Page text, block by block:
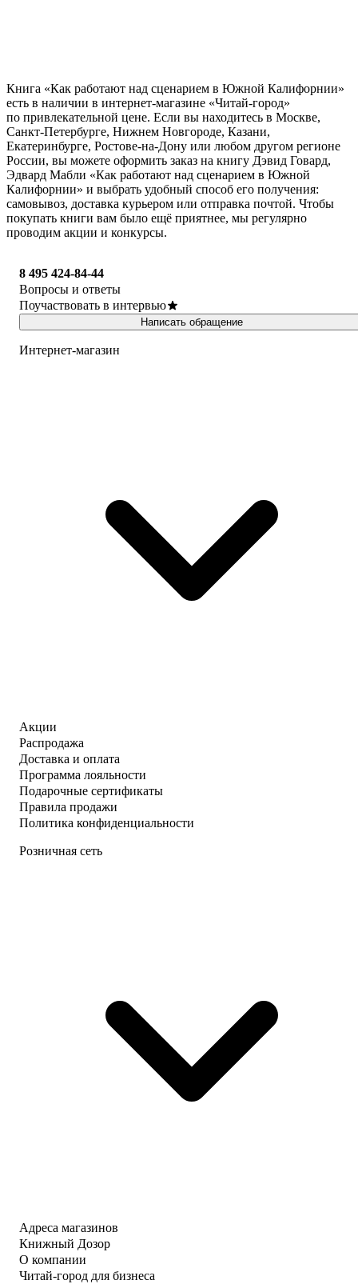
Книга «Как работают над сценарием в Южной Калифорнии»
есть в наличии в интернет-магазине «Читай-город»
по привлекательной цене. Если вы находитесь в Москве,
Санкт-Петербурге, Нижнем Новгороде, Казани,
Екатеринбурге, Ростове-на-Дону или любом другом регионе
России, вы можете оформить заказ на книгу Дэвид Говард,
Эдвард Мабли «Как работают над сценарием в Южной
Калифорнии» и выбрать удобный способ его получения:
самовывоз, доставка курьером или отправка почтой. Чтобы
покупать книги вам было ещё приятнее, мы регулярно
проводим акции и конкурсы.
8 495 424-84-44
Вопросы и ответы
Поучаствовать в интервью
Написать обращение
Интернет-магазин
Акции
Распродажа
Доставка и оплата
Программа лояльности
Подарочные сертификаты
Правила продажи
Политика конфиденциальности
Розничная сеть
Адреса магазинов
Книжный Дозор
О компании
Читай-город для бизнеса